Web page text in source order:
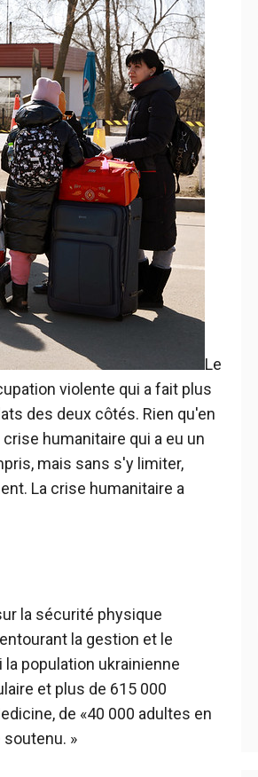
Le
violente qui a fait plus
des deux côtés. Rien qu'en
crise humanitaire qui a eu un
mais sans s'y limiter,
La crise humanitaire a
la sécurité physique
la gestion et le
population ukrainienne
et plus de 615 000
de «40 000 adultes en
»